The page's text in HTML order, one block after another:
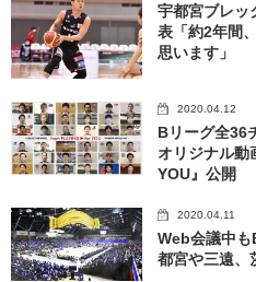
宇都宮ブレッ
表「約2年間
思います」
2020.04.12
Bリーグ全36
オリジナル動
YOU』公開
2020.04.11
Web会議中
都宮や三遠、